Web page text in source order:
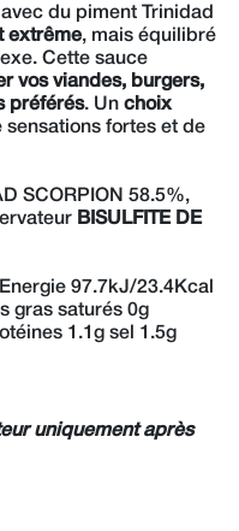
du piment Trinidad
extrême, mais équilibré
Cette sauce
vos viandes, burgers,
préférés. Un choix
sensations fortes et de
SCORPION 58.5%,
BISULFITE DE
Energie 97.7kJ/23.4Kcal
gras saturés 0g
1.1g sel 1.5g
uniquement après